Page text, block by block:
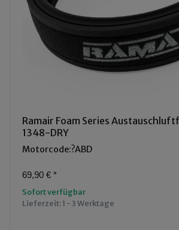
Ramair Foam Series
1348-DRY
Motorcode:?ABD
69,90 € *
Sofort verfügbar
Lieferzeit:1 - 3 Werktage